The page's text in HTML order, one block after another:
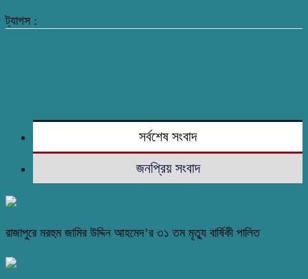
ট্যাগস :
সর্বশেষ সংবাদ
জনপ্রিয় সংবাদ
রাজাপুরে মরহুম জামির উদ্দিন আহমেদ’র ৩১ তম মৃত্যু বার্ষিকী পালিত